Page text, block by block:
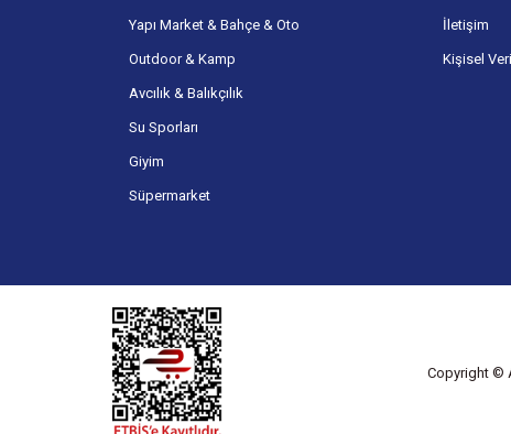
Yapı Market & Bahçe & Oto
Outdoor & Kamp
Avcılık & Balıkçılık
Su Sporları
Giyim
Süpermarket
İletişim
Kişisel
Copyright ©